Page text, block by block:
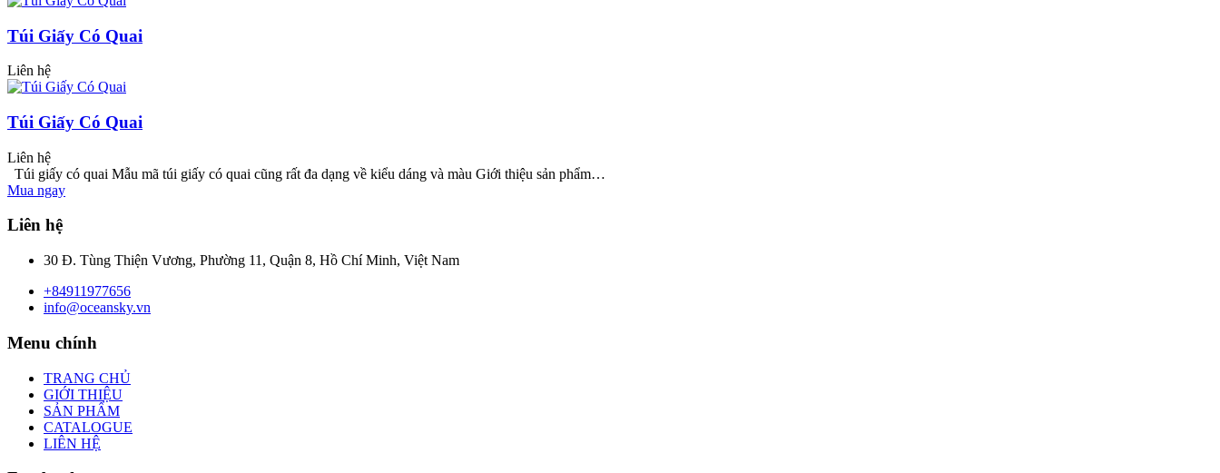
Túi Giấy Có Quai
Liên hệ
Túi Giấy Có Quai
Liên hệ
Túi giấy có quai Mẫu mã túi giấy có quai cũng rất đa dạng về kiểu dáng và màu Giới thiệu sản phẩm…
Mua ngay
Liên hệ
30 Đ. Tùng Thiện Vương, Phường 11, Quận 8, Hồ Chí Minh, Việt Nam
+84911977656
info@oceansky.vn
Menu chính
TRANG CHỦ
GIỚI THIỆU
SẢN PHẨM
CATALOGUE
LIÊN HỆ